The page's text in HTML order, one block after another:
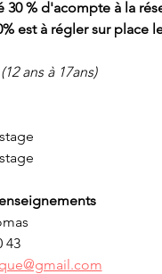
30 % d'acompte à la
est à régler sur place
ans à 17ans)
43